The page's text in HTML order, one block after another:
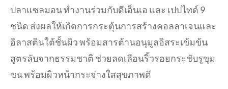
ปลาแซลมอน ทำงานร่วมกับดีเอ็นเอ และ เปปไทด์ 9
ชนิด ส่งผลให้เกิดการกระตุ้นการสร้างคอลลาเจนและ
อิลาสตินใต้ชั้นผิว พร้อมสารต้านอนุมูลอิสระเข้มข้น
สูตรลับจากธรรมชาติ ช่วยลดเลือนริ้วรอยกระชับรูขุม
ขน พร้อมผิวหน้ากระจ่างใสสุขภาพดี